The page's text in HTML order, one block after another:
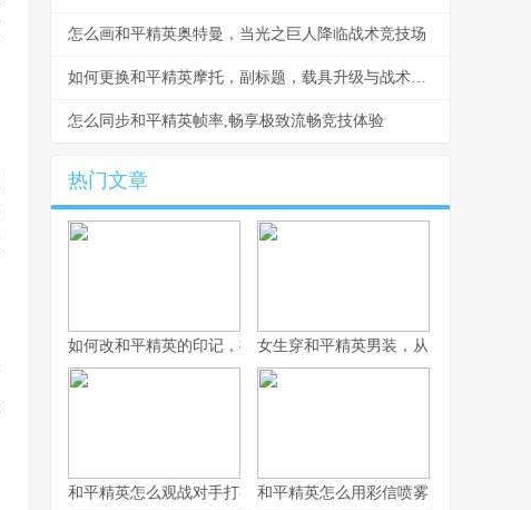
怎么画和平精英奥特曼，当光之巨人降临战术竞技场
如何更换和平精英摩托，副标题，载具升级与战术革新
怎么同步和平精英帧率,畅享极致流畅竞技体验
热门文章
如何改和平精英的印记，提升战术竞技体验女生穿和平精英男装，从虚拟战场到现
和平精英怎么观战对手打字之战术观察与交流艺术，副标题观战中
和平精英怎么用彩信喷雾，战术迷雾中